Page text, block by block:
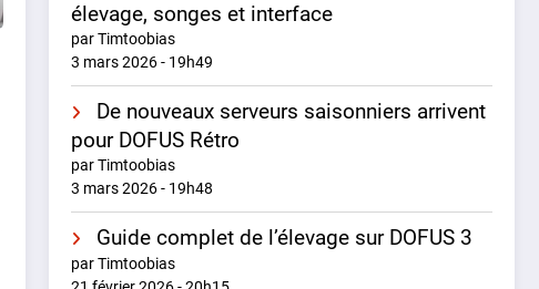
élevage, songes et interface
par Timtoobias
3 mars 2026 - 19h49
De nouveaux serveurs saisonniers arrivent
pour DOFUS Rétro
par Timtoobias
3 mars 2026 - 19h48
Guide complet de l’élevage sur DOFUS 3
par Timtoobias